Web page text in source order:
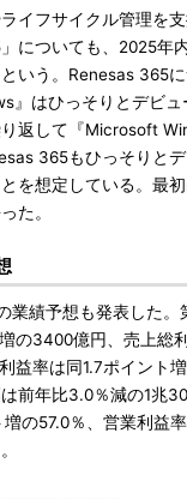
イフサイクル管理を
についても、2025年
いう。Renesas 365
』はひっそりとデビ
返して『Microsoft
365もひっそりと
を想定している。最
た。
績予想も発表した。
の3400億円、売上総
益率は同1.7ポイント
前年比3.0％減の1兆
の57.0％、営業利益